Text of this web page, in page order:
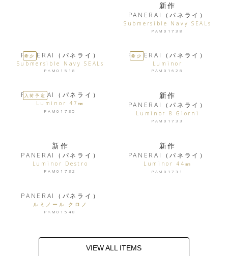
新作
PANERAI（パネライ）
Submersible Navy SEALs
PAM01738
希少
PANERAI（パネライ）
Submersible Navy SEALs
PAM01518
希少
PANERAI（パネライ）
Luminor
PAM01628
入荷予定
PANERAI（パネライ）
Luminor 47㎜
PAM01735
新作
PANERAI（パネライ）
Luminor 8 Giorni
PAM01733
新作
PANERAI（パネライ）
Luminor Destro
PAM01732
新作
PANERAI（パネライ）
Luminor 44㎜
PAM01731
PANERAI（パネライ）
ルミノール クロノ
PAM01548
VIEW ALL ITEMS